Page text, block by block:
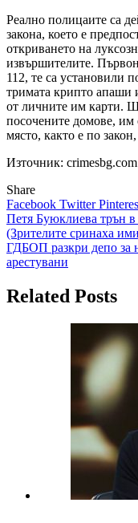
Реално полицаите са
закона, което е
откриването на
извършителите.
112, те са установили
тримата крипто апаши
от личните им карти.
посочените домове, им
място, както е по
Източник: crimesbg.com
Share
Facebook Twitter
Навигация
Петя Буюклиева трън
(Зрителите сринаха
ГДБОП разкри депо за
арестувани
Related Posts